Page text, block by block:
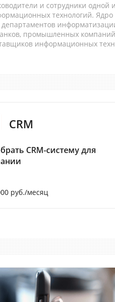
и сотрудники
технологий.
промышленных
информационных
CRM
CRM-систему для
руб./месяц